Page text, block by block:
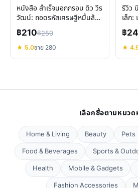
หนังสือ สำเร็จนอกกรอบ ดิว วีร
วัฒน์: ถอดรหัสเศรษฐีหมื่นล้าน
สู่ความสำเร็จ
฿210฿250
★ 5.0ขาย 280
รีวิว
เล็ก:
จินตน
฿
★
เลือกซื้อตามหมว
Home & Living Beauty Pets
Food & Beverages
Sports &
Health
Mobile & Gadgets
Fashion Accessories